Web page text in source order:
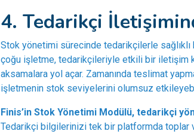
4. Tedarikçi
Stok yönetimi sürecinde tedarikçilerle
çoğu işletme, tedarikçileriyle etkili bir iletişim
aksamalara yol açar. Zamanında teslimat
işletmenin stok seviyelerini olumsuz
Finis’in Stok Yönetimi Modülü, tedarikçi
Tedarikçi bilgilerinizi tek bir platformda toplar